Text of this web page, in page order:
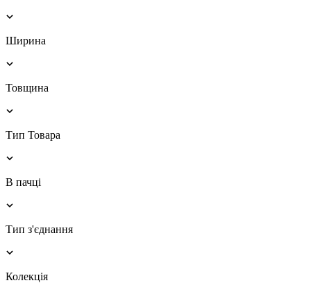
Ширина
Товщина
Тип Товара
В пачці
Тип з'єднання
Колекція